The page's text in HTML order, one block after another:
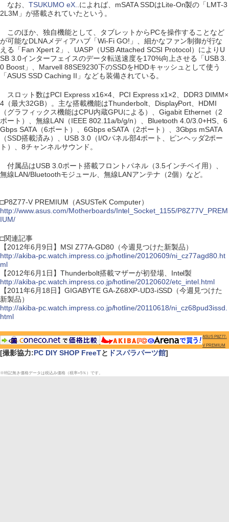
なお、 TSUKUMO eX. .によれば、mSATA SSDはLite-On製の「LMT-3
2L3M」が搭載されていたという。
このほか、独自機能として、タブレットからPCを操作することなど
が可能なDLNAメディアハブ「Wi-Fi GO!」、細かなファン制御が行な
える「Fan Xpert 2」、UASP（USB Attached SCSI Protocol）によりU
SB 3.0インターフェイスのデータ転送速度を170%向上させる「USB 3.
0 Boost」、Marvell 88SE9230下のSSDをHDDキャッシュとして使う
「ASUS SSD Caching II」なども装備されている。
スロット数はPCI Express x16×4、PCI Express x1×2、DDR3 DIMM×
4（最大32GB）。主な搭載機能はThunderbolt、DisplayPort、HDMI
（グラフィックス機能はCPU内蔵GPUによる）、Gigabit Ethernet（2
ポート）、無線LAN（IEEE 802.11a/b/g/n）、Bluetooth 4.0/3.0+HS、6
Gbps SATA（6ポート）、6Gbps eSATA（2ポート）、3Gbps mSATA
（SSD搭載済み）、USB 3.0（I/Oパネル部4ポート、ピンヘッダ2ポー
ト）、8チャンネルサウンド。
付属品はUSB 3.0ポート搭載フロントパネル（3.5インチベイ用）、
無線LAN/Bluetoothモジュール、無線LANアンテナ（2個）など。
□P8Z77-V PREMIUM（ASUSTeK Computer）
http://www.asus.com/Motherboards/Intel_Socket_1155/P8Z77V_PREM
IUM/
□関連記事
【2012年6月9日】MSI Z77A-GD80（今週見つけた新製品）
http://akiba-pc.watch.impress.co.jp/hotline/20120609/ni_cz77agd80.ht
ml
【2012年6月1日】Thunderbolt搭載マザーが初登場、Intel製
http://akiba-pc.watch.impress.co.jp/hotline/20120602/etc_intel.html
【2011年6月18日】GIGABYTE GA-Z68XP-UD3-iSSD（今週見つけた
新製品）
http://akiba-pc.watch.impress.co.jp/hotline/20110618/ni_cz68pud3issd.
html
ASUS P8Z77-
V PREMIUM
[撮影協力:PC DIY SHOP FreeTと ドスパラパーツ館]
※特記無き価格データは税込み価格（税率=5％）です。